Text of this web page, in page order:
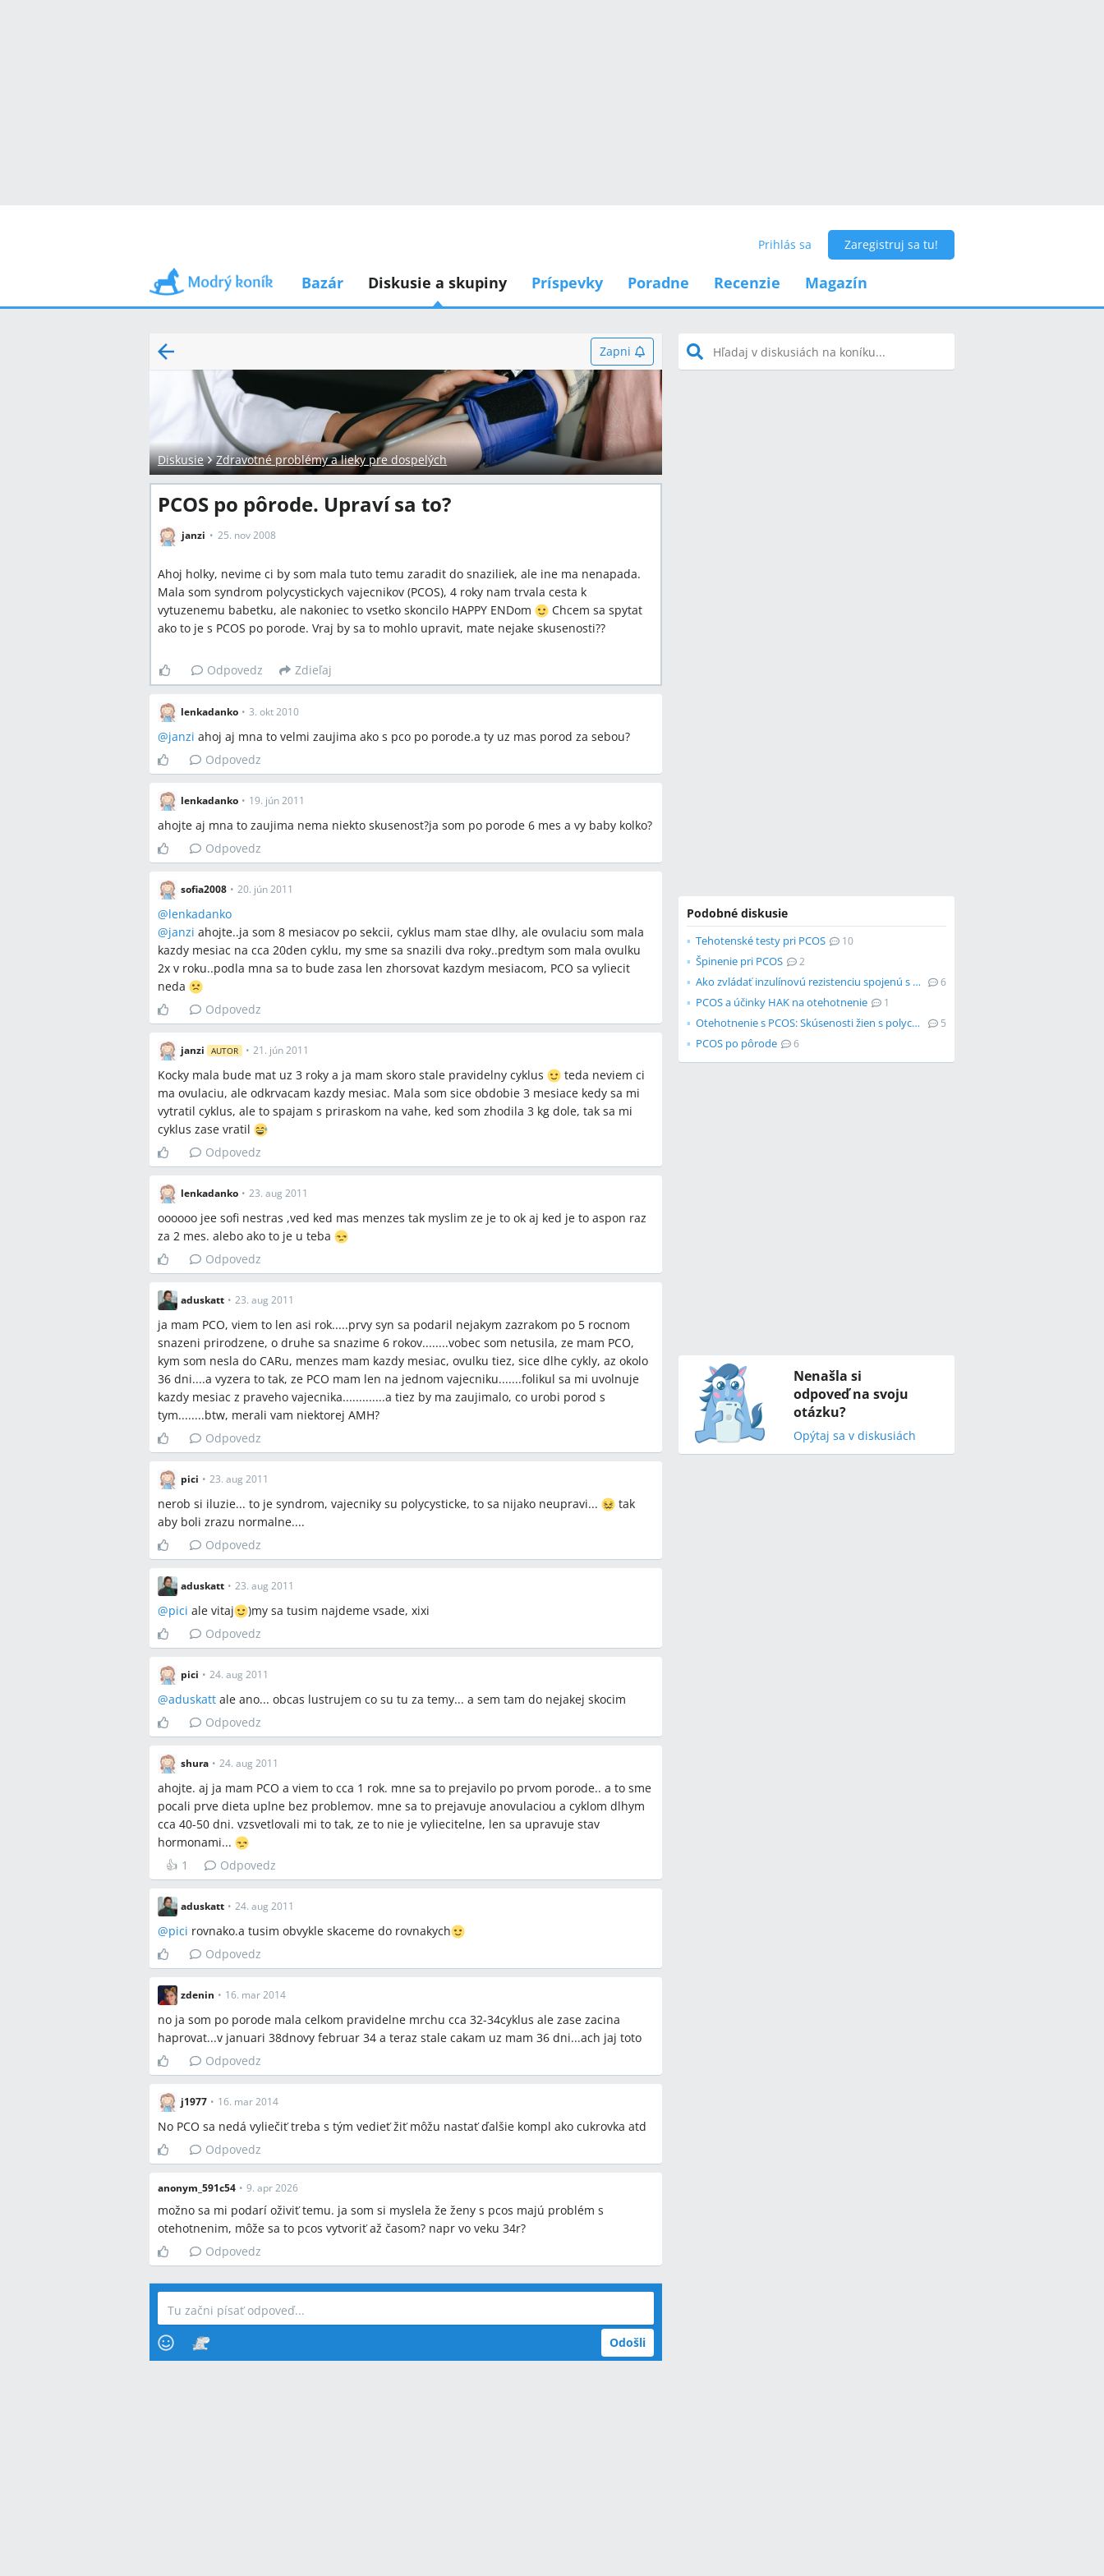
Prihlás sa Zaregistruj sa tu!
Bazár Diskusie a skupiny Príspevky Poradne Recenzie Magazín
Zapni
Diskusie Zdravotné problémy a lieky pre dospelých
PCOS po pôrode. Upraví sa to?
janzi 25. nov 2008
Ahoj holky, nevime ci by som mala tuto temu zaradit do snaziliek, ale ine ma nenapada.
Mala som syndrom polycystickych vajecnikov (PCOS), 4 roky nam trvala cesta k
vytuzenemu babetku, ale nakoniec to vsetko skoncilo HAPPY ENDom
Chcem sa spytat
ako to je s PCOS po porode. Vraj by sa to mohlo upravit, mate nejake skusenosti??
Odpovedz Zdieľaj
lenkadanko • 3. okt 2010
@janzi ahoj aj mna to velmi zaujima ako s pco po porode.a ty uz mas porod za sebou?
Odpovedz
lenkadanko • 19. jún 2011
ahojte aj mna to zaujima nema niekto skusenost?ja som po porode 6 mes a vy baby kolko?
Odpovedz
sofia2008 • 20. jún 2011
@lenkadanko
@janzi ahojte..ja som 8 mesiacov po sekcii, cyklus mam stae dlhy, ale ovulaciu som mala
kazdy mesiac na cca 20den cyklu, my sme sa snazili dva roky..predtym som mala ovulku
2x v roku..podla mna sa to bude zasa len zhorsovat kazdym mesiacom, PCO sa vyliecit
neda
Odpovedz
janzi AUTOR • 21. jún 2011
Kocky mala bude mat uz 3 roky a ja mam skoro stale pravidelny cyklus
teda neviem ci
ma ovulaciu, ale odkrvacam kazdy mesiac. Mala som sice obdobie 3 mesiace kedy sa mi
vytratil cyklus, ale to spajam s priraskom na vahe, ked som zhodila 3 kg dole, tak sa mi
cyklus zase vratil
Odpovedz
lenkadanko • 23. aug 2011
oooooo jee sofi nestras ,ved ked mas menzes tak myslim ze je to ok aj ked je to aspon raz
za 2 mes. alebo ako to je u teba
Odpovedz
aduskatt • 23. aug 2011
ja mam PCO, viem to len asi rok.....prvy syn sa podaril nejakym zazrakom po 5 rocnom
snazeni prirodzene, o druhe sa snazime 6 rokov........vobec som netusila, ze mam PCO,
kym som nesla do CARu, menzes mam kazdy mesiac, ovulku tiez, sice dlhe cykly, az okolo
36 dni....a vyzera to tak, ze PCO mam len na jednom vajecniku.......folikul sa mi uvolnuje
kazdy mesiac z praveho vajecnika.............a tiez by ma zaujimalo, co urobi porod s
tym........btw, merali vam niektorej AMH?
Odpovedz
pici • 23. aug 2011
nerob si iluzie... to je syndrom, vajecniky su polycysticke, to sa nijako neupravi...
tak
aby boli zrazu normalne....
Odpovedz
aduskatt • 23. aug 2011
@pici ale vitaj
)my sa tusim najdeme vsade, xixi
Odpovedz
pici • 24. aug 2011
@aduskatt ale ano... obcas lustrujem co su tu za temy... a sem tam do nejakej skocim
Odpovedz
shura • 24. aug 2011
ahojte. aj ja mam PCO a viem to cca 1 rok. mne sa to prejavilo po prvom porode.. a to sme
pocali prve dieta uplne bez problemov. mne sa to prejavuje anovulaciou a cyklom dlhym
cca 40-50 dni. vzsvetlovali mi to tak, ze to nie je vyliecitelne, len sa upravuje stav
hormonami...
👍 1 Odpovedz
aduskatt • 24. aug 2011
@pici rovnako.a tusim obvykle skaceme do rovnakych
Odpovedz
zdenin • 16. mar 2014
no ja som po porode mala celkom pravidelne mrchu cca 32-34cyklus ale zase zacina
haprovat...v januari 38dnovy februar 34 a teraz stale cakam uz mam 36 dni...ach jaj toto
Odpovedz
j1977 • 16. mar 2014
No PCO sa nedá vyliečiť treba s tým vedieť žiť môžu nastať ďalšie kompl ako cukrovka atd
Odpovedz
anonym_591c54 • 9. apr 2026
možno sa mi podarí oživiť temu. ja som si myslela že ženy s pcos majú problém s
otehotnenim, môže sa to pcos vytvoriť až časom? napr vo veku 34r?
Odpovedz
Odošli
Podobné diskusie
Tehotenské testy pri PCOS 10
Špinenie pri PCOS 2
Ako zvládať inzulínovú rezistenciu spojenú s PCOS? 6
PCOS a účinky HAK na otehotnenie 1
Otehotnenie s PCOS: Skúsenosti žien s polycystickými vaječníkmi 5
PCOS po pôrode 6
Nenašla si
odpoveď na svoju
otázku?
Opýtaj sa v diskusiách